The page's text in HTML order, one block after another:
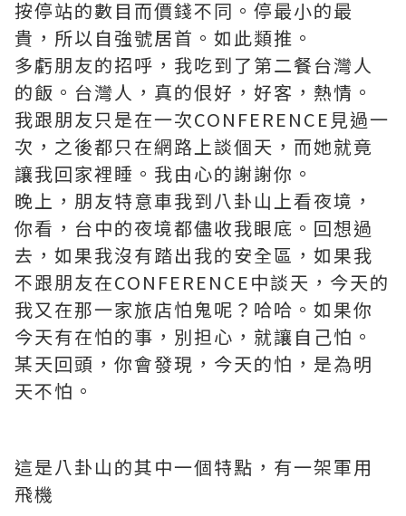
按停站的數目而價錢不同。停最小的最
貴，所以自強號居首。如此類推。
多虧朋友的招呼，我吃到了第二餐台灣人
的飯。台灣人，真的佷好，好客，熱情。
我跟朋友只是在一次CONFERENCE見過一
次，之後都只在網路上談個天，而她就竟
讓我回家裡睡。我由心的謝謝你。
晚上，朋友特意車我到八卦山上看夜境，
你看，台中的夜境都儘收我眼底。回想過
去，如果我沒有踏出我的安全區，如果我
不跟朋友在CONFERENCE中談天，今天的
我又在那一家旅店怕鬼呢？哈哈。如果你
今天有在怕的事，別担心，就讓自己怕。
某天回頭，你會發現，今天的怕，是為明
天不怕。
這是八卦山的其中一個特點，有一架軍用
飛機